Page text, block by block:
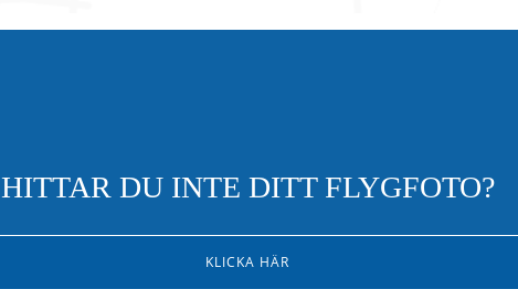
HITTAR DU INTE DITT FLYGFOTO?
KLICKA HÄR